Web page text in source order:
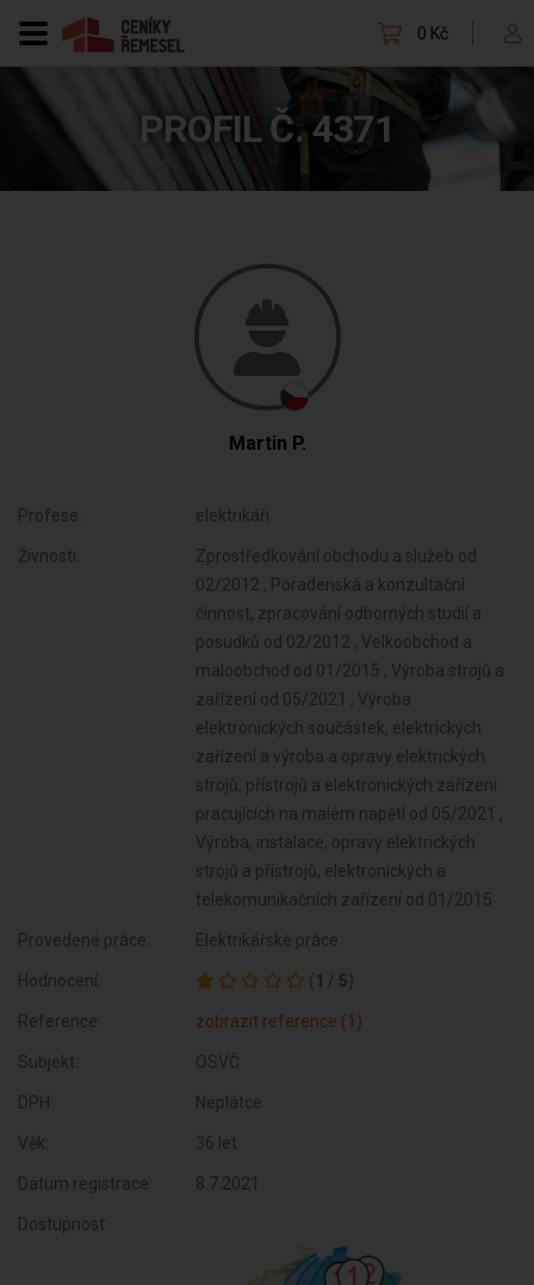
0 Kč
PROFIL Č. 4371
Martin P.
Profese: elektrikáři
Živnosti:
Zprostředkování obchodu a služeb od
02/2012 , Poradenská a konzultační
činnost, zpracování odborných studií a
posudků od 02/2012 , Velkoobchod a
maloobchod od 01/2015 , Výroba strojů a
zařízení od 05/2021 , Výroba
elektronických součástek, elektrických
zařízení a výroba a opravy elektrických
strojů, přístrojů a elektronických zařízení
pracujících na malém napětí od 05/2021 ,
Výroba, instalace, opravy elektrických
strojů a přístrojů, elektronických a
telekomunikačních zařízení od 01/2015
Provedené práce: Elektrikářské práce
Hodnocení: ( 1 / 5)
Reference: zobrazit reference (1)
Subjekt: OSVČ
DPH: Neplátce
Věk: 36 let
Datum registrace: 8.7.2021
Dostupnost: